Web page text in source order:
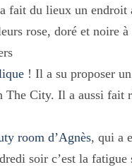
fait du lieux un endroit
rose, doré et noire
! Il a su proposer
City. Il a aussi fait
room d’Agnès, qui a
soir c’est la